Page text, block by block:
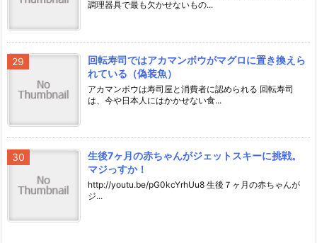
調理器具で最も欠かせないもの...
回転寿司ではアカマンボウがマグロに置き換えら
れている（偽装魚）
アカマンボウは寿司屋と消費者に認められる 回転寿司
は、今や日本人にはかかせない食...
生後7ヶ月の赤ちゃんがジェットスキーに挑戦。
マジっすか！
http://youtu.be/pG0kcYrhUu8 生後７ヶ月の赤ちゃんが
ジ...